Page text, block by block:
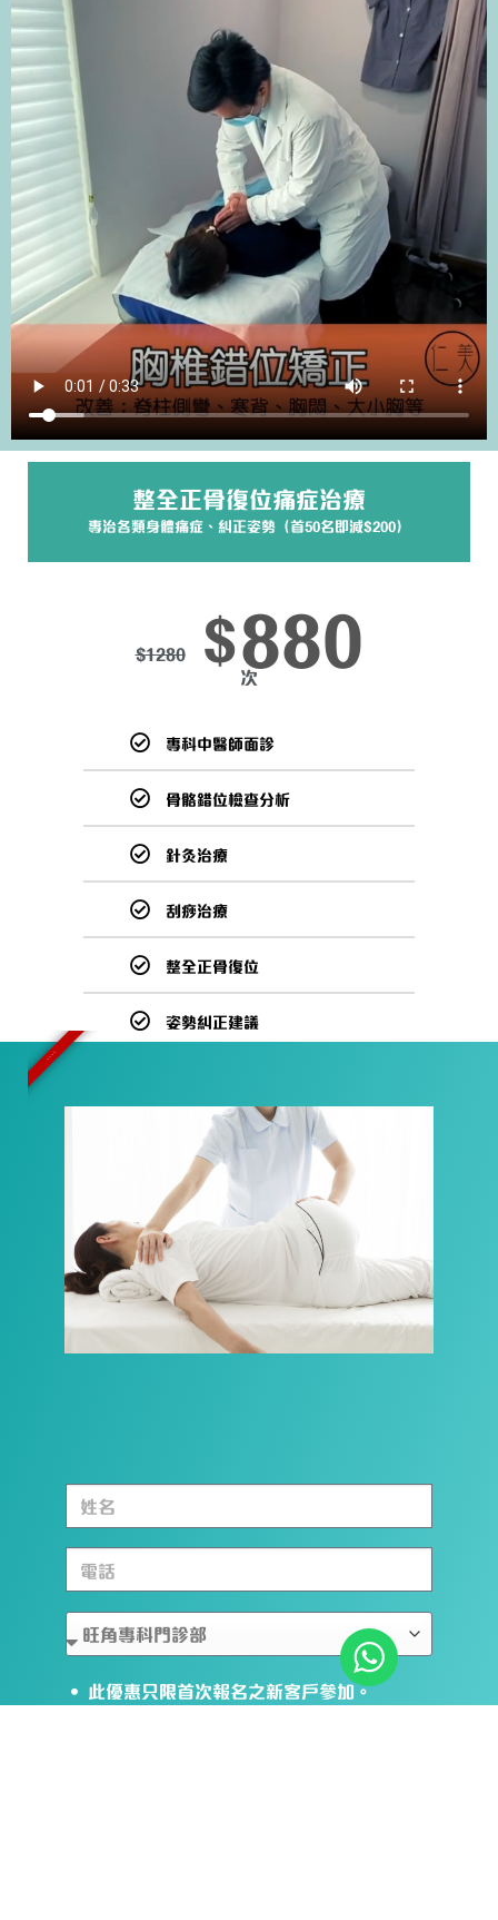
整全正骨復位痛症治療
專治各類身體痛症、糾正姿勢（首50名即減$200）
$1280 $880
次
專科中醫師面診
骨骼錯位檢查分析
針灸治療
刮痧治療
整全正骨復位
姿勢糾正建議
限時優惠
• 此優惠只限首次報名之新客戶參加。